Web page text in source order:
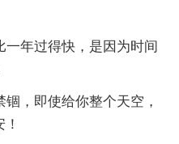
一年过得快，是因为时间
，即使给你整个天空，